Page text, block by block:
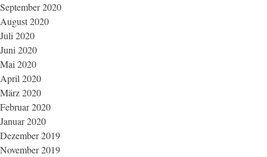
September 2020
August 2020
Juli 2020
Juni 2020
Mai 2020
April 2020
März 2020
Februar 2020
Januar 2020
Dezember 2019
November 2019